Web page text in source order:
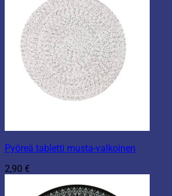
Pyöreä tabletti musta-valkoinen
2,90 €